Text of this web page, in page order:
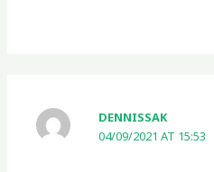
DENNISSAK
04/09/2021 AT 15:53